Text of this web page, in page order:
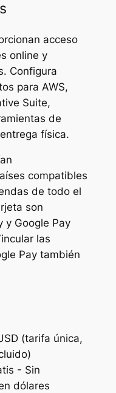
acceso
online y
Configura
para AWS,
Suite,
de
física.
compatibles
de todo el
son
y Google Pay
las
Pay también
(tarifa única,
- Sin
dólares